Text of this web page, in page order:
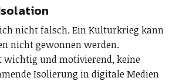
nicht falsch. Ein Kulturkrieg kann
nicht gewonnen werden.
wichtig und motivierend, keine
Isolierung in digitale Medien